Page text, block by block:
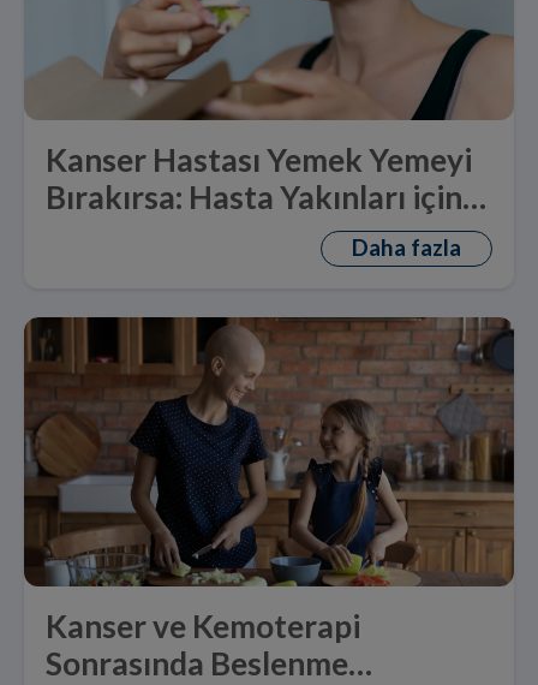
Kanser Hastası Yemek Yemeyi
Bırakırsa: Hasta Yakınları için
Daha fazla
Kanser ve Kemoterapi
Sonrasında Beslenme